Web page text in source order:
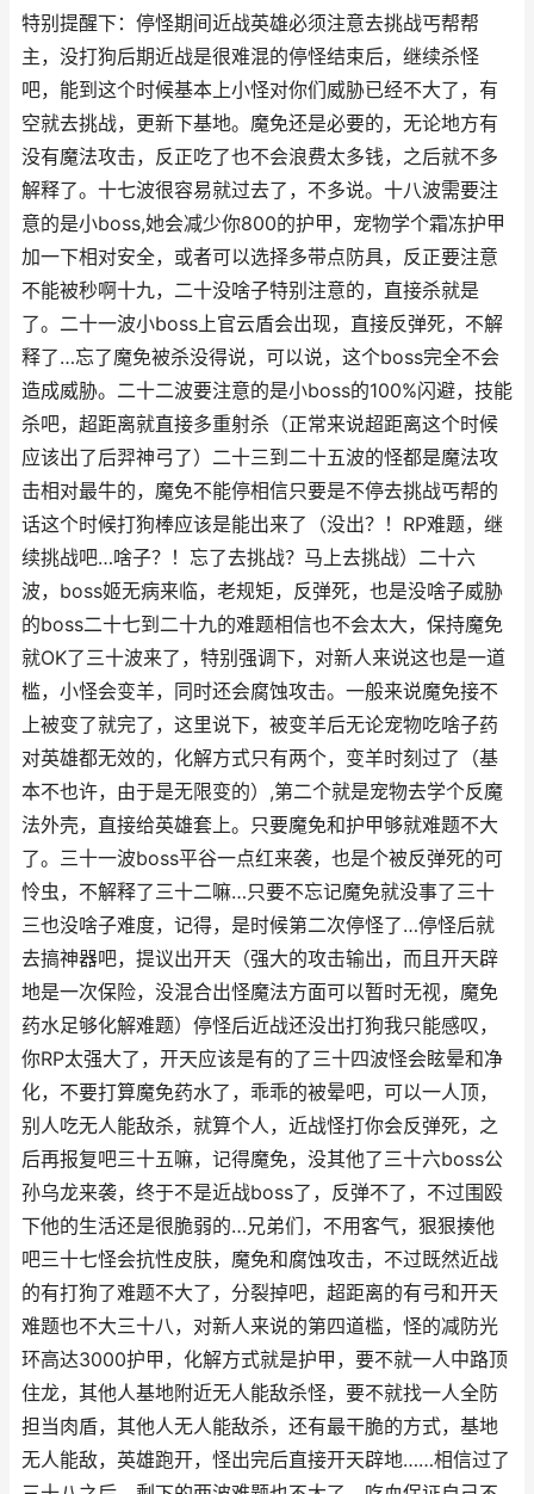
特别提醒下：停怪期间近战英雄必须注意去挑战丐帮帮
主，没打狗后期近战是很难混的停怪结束后，继续杀怪
吧，能到这个时候基本上小怪对你们威胁已经不大了，有
空就去挑战，更新下基地。魔免还是必要的，无论地方有
没有魔法攻击，反正吃了也不会浪费太多钱，之后就不多
解释了。十七波很容易就过去了，不多说。十八波需要注
意的是小boss,她会减少你800的护甲，宠物学个霜冻护甲
加一下相对安全，或者可以选择多带点防具，反正要注意
不能被秒啊十九，二十没啥子特别注意的，直接杀就是
了。二十一波小boss上官云盾会出现，直接反弹死，不解
释了…忘了魔免被杀没得说，可以说，这个boss完全不会
造成威胁。二十二波要注意的是小boss的100%闪避，技能
杀吧，超距离就直接多重射杀（正常来说超距离这个时候
应该出了后羿神弓了）二十三到二十五波的怪都是魔法攻
击相对最牛的，魔免不能停相信只要是不停去挑战丐帮的
话这个时候打狗棒应该是能出来了（没出？！RP难题，继
续挑战吧…啥子？！忘了去挑战？马上去挑战）二十六
波，boss姬无病来临，老规矩，反弹死，也是没啥子威胁
的boss二十七到二十九的难题相信也不会太大，保持魔免
就OK了三十波来了，特别强调下，对新人来说这也是一道
槛，小怪会变羊，同时还会腐蚀攻击。一般来说魔免接不
上被变了就完了，这里说下，被变羊后无论宠物吃啥子药
对英雄都无效的，化解方式只有两个，变羊时刻过了（基
本不也许，由于是无限变的）,第二个就是宠物去学个反魔
法外壳，直接给英雄套上。只要魔免和护甲够就难题不大
了。三十一波boss平谷一点红来袭，也是个被反弹死的可
怜虫，不解释了三十二嘛…只要不忘记魔免就没事了三十
三也没啥子难度，记得，是时候第二次停怪了…停怪后就
去搞神器吧，提议出开天（强大的攻击输出，而且开天辟
地是一次保险，没混合出怪魔法方面可以暂时无视，魔免
药水足够化解难题）停怪后近战还没出打狗我只能感叹，
你RP太强大了，开天应该是有的了三十四波怪会眩晕和净
化，不要打算魔免药水了，乖乖的被晕吧，可以一人顶，
别人吃无人能敌杀，就算个人，近战怪打你会反弹死，之
后再报复吧三十五嘛，记得魔免，没其他了三十六boss公
孙乌龙来袭，终于不是近战boss了，反弹不了，不过围殴
下他的生活还是很脆弱的…兄弟们，不用客气，狠狠揍他
吧三十七怪会抗性皮肤，魔免和腐蚀攻击，不过既然近战
的有打狗了难题不大了，分裂掉吧，超距离的有弓和开天
难题也不大三十八，对新人来说的第四道槛，怪的减防光
环高达3000护甲，化解方式就是护甲，要不就一人中路顶
住龙，其他人基地附近无人能敌杀怪，要不就找一人全防
担当肉盾，其他人无人能敌杀，还有最干脆的方式，基地
无人能敌，英雄跑开，怪出完后直接开天辟地……相信过了